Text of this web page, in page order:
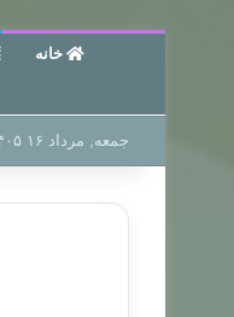
خانه
جمعه, مرداد ۱۶ ۱۴۰۵